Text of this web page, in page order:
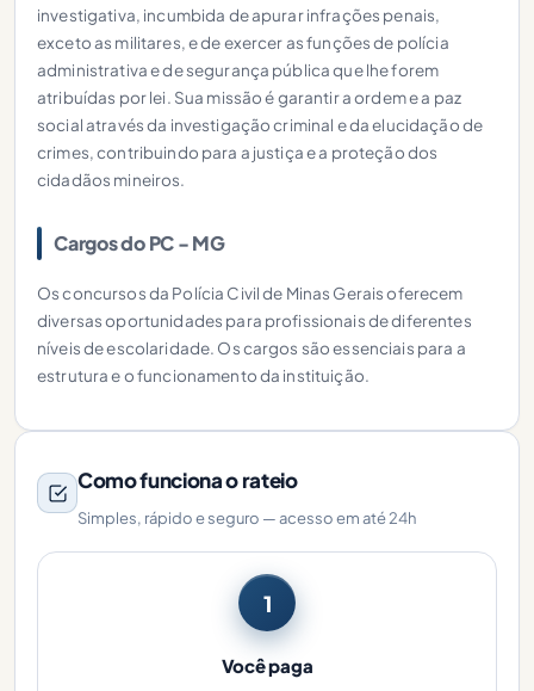
investigativa, incumbida de apurar infrações penais,
exceto as militares, e de exercer as funções de polícia
administrativa e de segurança pública que lhe forem
atribuídas por lei. Sua missão é garantir a ordem e a paz
social através da investigação criminal e da elucidação de
crimes, contribuindo para a justiça e a proteção dos
cidadãos mineiros.
Cargos do PC - MG
Os concursos da Polícia Civil de Minas Gerais oferecem
diversas oportunidades para profissionais de diferentes
níveis de escolaridade. Os cargos são essenciais para a
estrutura e o funcionamento da instituição.
Como funciona o rateio
Simples, rápido e seguro — acesso em até 24h
1
Você paga